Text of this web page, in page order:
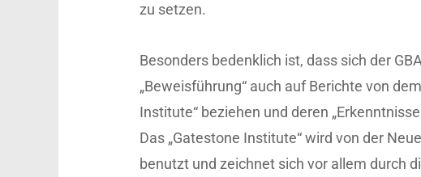
zu setzen.
Besonders bedenklich ist, dass sich der
„Beweisführung“ auch auf Berichte von
Institute“ beziehen und deren
Das „Gatestone Institute“ wird von der
benutzt und zeichnet sich vor allem durch